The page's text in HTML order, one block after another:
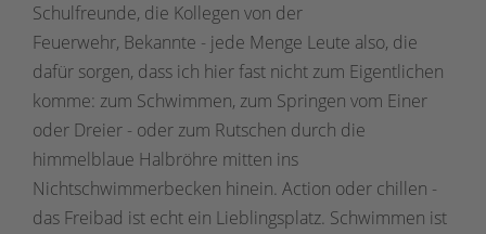
Schulfreunde, die Kollegen von der
Feuerwehr, Bekannte - jede Menge Leute also, die
dafür sorgen, dass ich hier fast nicht zum Eigentlichen
komme: zum Schwimmen, zum Springen vom Einer
oder Dreier - oder zum Rutschen durch die
himmelblaue Halbröhre mitten ins
Nichtschwimmerbecken hinein. Action oder chillen -
das Freibad ist echt ein Lieblingsplatz. Schwimmen ist